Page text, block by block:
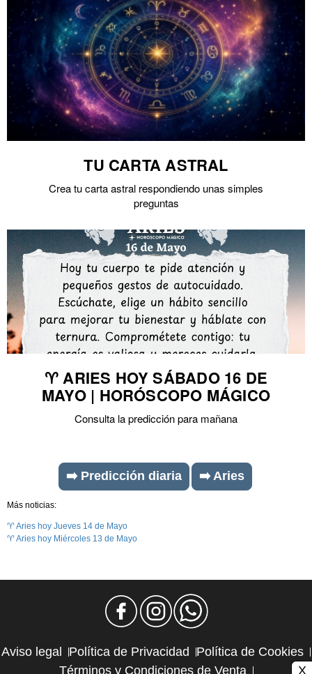
TU CARTA ASTRAL
Crea tu carta astral respondiendo unas simples
preguntas
♈ ARIES HOY SÁBADO 16 DE
MAYO | HORÓSCOPO MÁGICO
Consulta la predicción para mañana
➡️ Predicción diaria ➡️ Aries
Más noticias:
♈ Aries hoy Jueves 14 de Mayo
♈ Aries hoy Miércoles 13 de Mayo
Aviso legal Política de Privacidad
Política de Cookies
Términos y Condiciones de Venta
X